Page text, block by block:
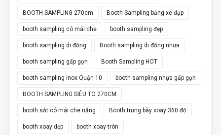
BOOTH SAMPLING 270cm Booth Sampling bằng xe đạp
booth sampling có mái che booth sampling đẹp
booth sampling di động Booth sampling di động nhựa
booth sampling gấp gọn Booth Sampling HOT
booth sampling inox Quận 10 booth sampling nhựa gấp gọn
BOOTH SAMPLING SIÊU TO 270CM
booth sắt có mái che nắng Booth trưng bày xoay 360 độ
booth xoay đẹp booth xoay tròn